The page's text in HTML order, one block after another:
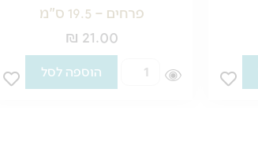
פרחים – 19.5 ס"מ
₪ 21.00
כמות
הוספה לסל